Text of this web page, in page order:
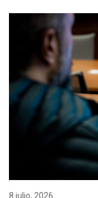
8 julio, 2026